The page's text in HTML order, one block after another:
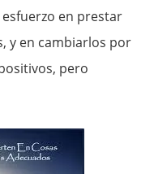
en prestar
y en cambiarlos por
pero